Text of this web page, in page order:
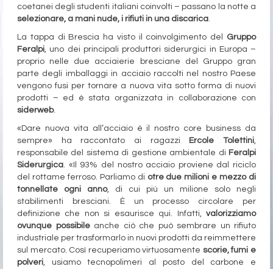
coetanei degli studenti italiani coinvolti – passano la notte a
selezionare, a mani nude, i rifiuti in una discarica
La tappa di Brescia ha visto il coinvolgimento del Gruppo
Feralpi , uno dei principali produttori siderurgici in Europa –
proprio nelle due acciaierie bresciane del Gruppo gran
parte degli imballaggi in acciaio raccolti nel nostro Paese
vengono fusi per tornare a nuova vita sotto forma di nuovi
prodotti – ed è stata organizzata in collaborazione con
siderweb.
«Dare nuova vita all’acciaio è il nostro core business da
sempre» ha raccontato ai ragazzi Ercole Tolettini
responsabile del sistema di gestione ambientale di Feralpi
Siderurgica . «Il 93% del nostro acciaio proviene dal riciclo
del rottame ferroso. Parliamo di otre due milioni e mezzo di
tonnellate ogni anno, di cui più un milione solo negli
stabilimenti bresciani. È un processo circolare per
definizione che non si esaurisce qui. Infatti, valorizziamo
ovunque possibileanche ciò che può sembrare un rifiuto
industriale per trasformarlo in nuovi prodotti da reimmettere
sul mercato. Così recuperiamo virtuosamente scorie, fumi e
polveri , usiamo tecnopolimeri al posto del carbone e